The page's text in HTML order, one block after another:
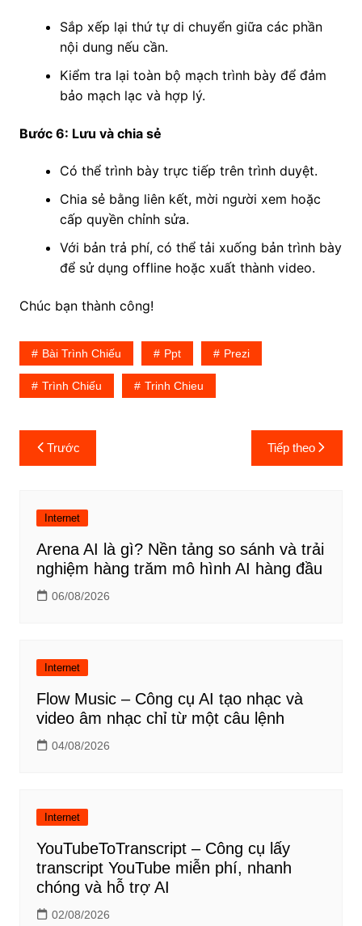
Sắp xếp lại thứ tự di chuyển giữa các phần
nội dung nếu cần.
Kiểm tra lại toàn bộ mạch trình bày để đảm
bảo mạch lạc và hợp lý.
Bước 6: Lưu và chia sẻ
Có thể trình bày trực tiếp trên trình duyệt.
Chia sẻ bằng liên kết, mời người xem hoặc
cấp quyền chỉnh sửa.
Với bản trả phí, có thể tải xuống bản trình bày
để sử dụng offline hoặc xuất thành video.
Chúc bạn thành công!
Bài Trình Chiếu Ppt Prezi
Trình Chiếu Trinh Chieu
Điều
hướng
viết
Trước Tiếp theo
Internet
Arena AI là gì? Nền tảng so sánh và trải
nghiệm hàng trăm mô hình AI hàng đầu
06/08/2026
Internet
Flow Music – Công cụ AI tạo nhạc và
video âm nhạc chỉ từ một câu lệnh
04/08/2026
Internet
YouTubeToTranscript – Công cụ lấy
transcript YouTube miễn phí, nhanh
chóng và hỗ trợ AI
02/08/2026